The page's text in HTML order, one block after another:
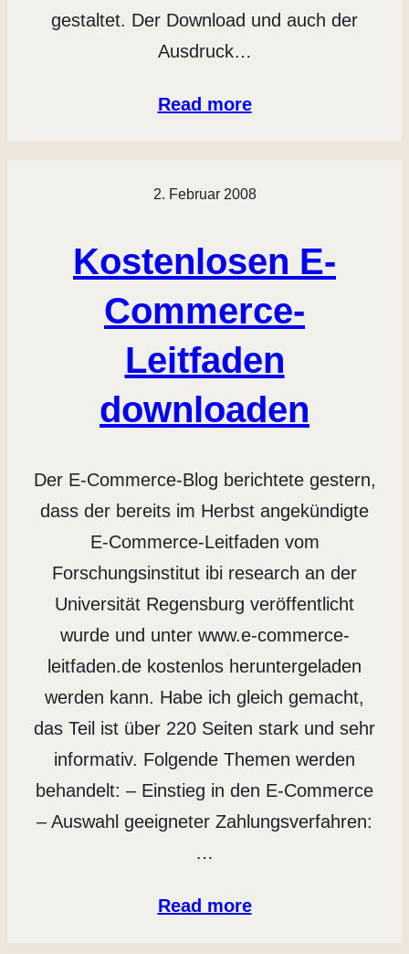
gestaltet. Der Download und auch der
Ausdruck…
Read more
2. Februar 2008
Kostenlosen E-
Commerce-
Leitfaden
downloaden
Der E-Commerce-Blog berichtete gestern,
dass der bereits im Herbst angekündigte
E-Commerce-Leitfaden vom
Forschungsinstitut ibi research an der
Universität Regensburg veröffentlicht
wurde und unter www.e-commerce-
leitfaden.de kostenlos heruntergeladen
werden kann. Habe ich gleich gemacht,
das Teil ist über 220 Seiten stark und sehr
informativ. Folgende Themen werden
behandelt: – Einstieg in den E-Commerce
– Auswahl geeigneter Zahlungsverfahren:
…
Read more